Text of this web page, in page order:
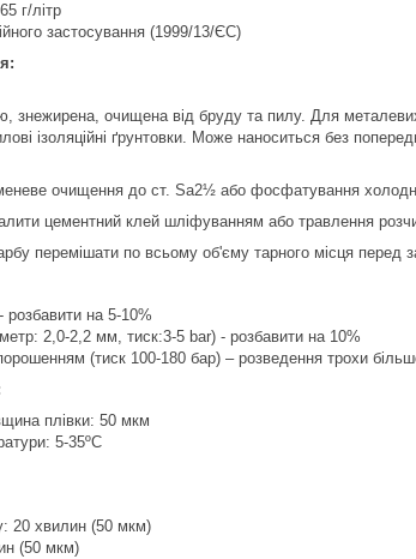
г/літр
застосування (1999/13/ЄС)
знежирена, очищена від бруду та пилу. Для
ізоляційні ґрунтовки. Може наноситься без
очищення до ст. Sa2½ або фосфатування
цементний клей шліфуванням або травлення
перемішати по всьому об'єму тарного місця перед
на 5-10%
2,0-2,2 мм, тиск:3-5 bar) - розбавити на 10%
(тиск 100-180 бар) – розведення трохи
плівки: 50 мкм
5-35ºC
20 хвилин (50 мкм)
(50 мкм)